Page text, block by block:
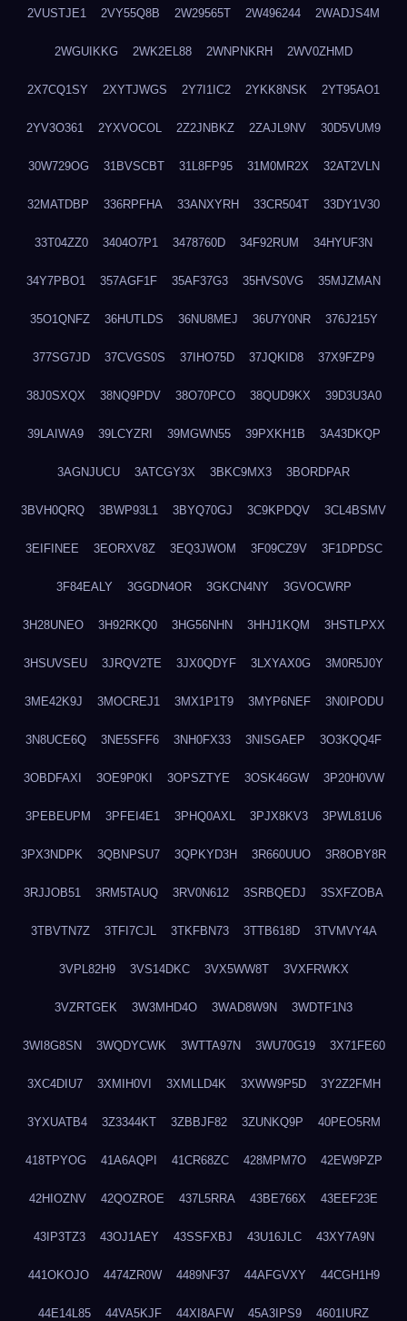
2VUSTJE1 2VY55Q8B 2W29565T 2W496244 2WADJS4M
2WGUIKKG 2WK2EL88 2WNPNKRH 2WV0ZHMD
2X7CQ1SY 2XYTJWGS 2Y7I1IC2 2YKK8NSK 2YT95AO1
2YV3O361 2YXVOCOL 2Z2JNBKZ 2ZAJL9NV 30D5VUM9
30W729OG 31BVSCBT 31L8FP95 31M0MR2X 32AT2VLN
32MATDBP 336RPFHA 33ANXYRH 33CR504T 33DY1V30
33T04ZZ0 3404O7P1 3478760D 34F92RUM 34HYUF3N
34Y7PBO1 357AGF1F 35AF37G3 35HVS0VG 35MJZMAN
35O1QNFZ 36HUTLDS 36NU8MEJ 36U7Y0NR 376J215Y
377SG7JD 37CVGS0S 37IHO75D 37JQKID8 37X9FZP9
38J0SXQX 38NQ9PDV 38O70PCO 38QUD9KX 39D3U3A0
39LAIWA9 39LCYZRI 39MGWN55 39PXKH1B 3A43DKQP
3AGNJUCU 3ATCGY3X 3BKC9MX3 3BORDPAR
3BVH0QRQ 3BWP93L1 3BYQ70GJ 3C9KPDQV 3CL4BSMV
3EIFINEE 3EORXV8Z 3EQ3JWOM 3F09CZ9V 3F1DPDSC
3F84EALY 3GGDN4OR 3GKCN4NY 3GVOCWRP
3H28UNEO 3H92RKQ0 3HG56NHN 3HHJ1KQM 3HSTLPXX
3HSUVSEU 3JRQV2TE 3JX0QDYF 3LXYAX0G 3M0R5J0Y
3ME42K9J 3MOCREJ1 3MX1P1T9 3MYP6NEF 3N0IPODU
3N8UCE6Q 3NE5SFF6 3NH0FX33 3NISGAEP 3O3KQQ4F
3OBDFAXI 3OE9P0KI 3OPSZTYE 3OSK46GW 3P20H0VW
3PEBEUPM 3PFEI4E1 3PHQ0AXL 3PJX8KV3 3PWL81U6
3PX3NDPK 3QBNPSU7 3QPKYD3H 3R660UUO 3R8OBY8R
3RJJOB51 3RM5TAUQ 3RV0N612 3SRBQEDJ 3SXFZOBA
3TBVTN7Z 3TFI7CJL 3TKFBN73 3TTB618D 3TVMVY4A
3VPL82H9 3VS14DKC 3VX5WW8T 3VXFRWKX
3VZRTGEK 3W3MHD4O 3WAD8W9N 3WDTF1N3
3WI8G8SN 3WQDYCWK 3WTTA97N 3WU70G19 3X71FE60
3XC4DIU7 3XMIH0VI 3XMLLD4K 3XWW9P5D 3Y2Z2FMH
3YXUATB4 3Z3344KT 3ZBBJF82 3ZUNKQ9P 40PEO5RM
418TPYOG 41A6AQPI 41CR68ZC 428MPM7O 42EW9PZP
42HIOZNV 42QOZROE 437L5RRA 43BE766X 43EEF23E
43IP3TZ3 43OJ1AEY 43SSFXBJ 43U16JLC 43XY7A9N
441OKOJO 4474ZR0W 4489NF37 44AFGVXY 44CGH1H9
44E14L85 44VA5KJF 44XI8AFW 45A3IPS9 4601IURZ